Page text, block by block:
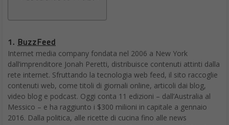
1. BuzzFeed
Internet media company fondata nel 2006 a New York
dall’imprenditore Jonah Peretti, distribuisce contenuti attinti dalla
rete internet. Sfruttando la tecnologia web feed, il sito raccoglie
contenuti web, come titoli di giornali online, articoli dai blog,
video blog e podcast. Oggi conta 11 edizioni – dall’Australia al
Messico – e ha raggiunto i $300 milioni in capitale a gennaio
2016. Dalla politica, alle ricette di cucina fino alle news